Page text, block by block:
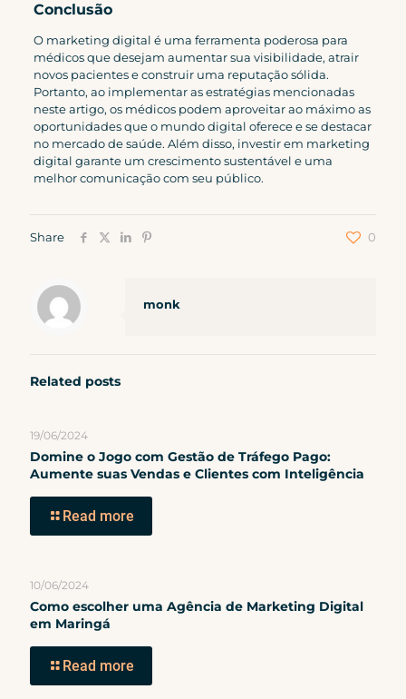
Conclusão
O marketing digital é uma ferramenta poderosa para
médicos que desejam aumentar sua visibilidade, atrair
novos pacientes e construir uma reputação sólida.
Portanto, ao implementar as estratégias mencionadas
neste artigo, os médicos podem aproveitar ao máximo as
oportunidades que o mundo digital oferece e se destacar
no mercado de saúde. Além disso, investir em marketing
digital garante um crescimento sustentável e uma
melhor comunicação com seu público.
Share 0
monk
Related posts
19/06/2024
Domine o Jogo com Gestão de Tráfego Pago:
Aumente suas Vendas e Clientes com Inteligência
Read more
10/06/2024
Como escolher uma Agência de Marketing Digital
em Maringá
Read more